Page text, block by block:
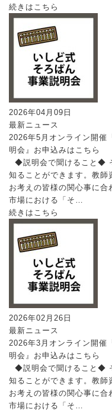
続きはこちら
2026年04月09日
最新ニュース
2026年5月オンライン開催
明会』お申込みはこちら
◆説明会で聞けること◆
知ることができます。教師
お考えの皆様の関心事に
市場における「そ…
続きはこちら
2026年02月26日
最新ニュース
2026年3月オンライン開催
明会』お申込みはこちら
◆説明会で聞けること◆
知ることができます。教師
お考えの皆様の関心事に
市場における「そ…